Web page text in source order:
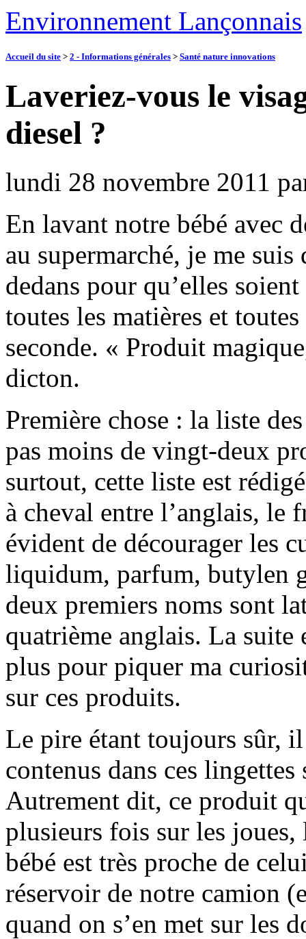
Environnement Lançonnais
Accueil du site > 2 - Informations générales > Santé nature innovations
Laveriez-vous le
diesel ?
lundi 28 novembre 2011
En lavant notre bébé avec
au supermarché, je me
dedans pour qu’elles
toutes les matières et
seconde. « Produit
dicton.
Première chose : la liste
pas moins de vingt-deux
surtout, cette liste est
à cheval entre l’anglais, le
évident de décourager les
liquidum, parfum, butylen
deux premiers noms sont
quatrième anglais. La suite
plus pour piquer ma
sur ces produits.
Le pire étant toujours sûr,
contenus dans ces
Autrement dit, ce produit
plusieurs fois sur les
bébé est très proche de
réservoir de notre camion
quand on s’en met sur les